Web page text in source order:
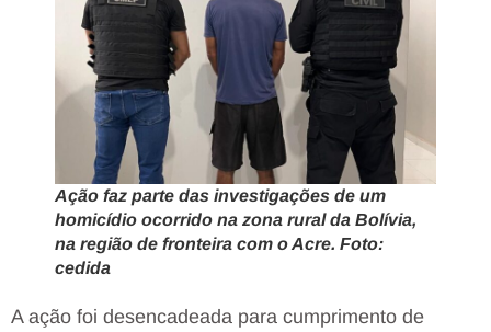
Ação faz parte das investigações de um
homicídio ocorrido na zona rural da Bolívia,
na região de fronteira com o Acre. Foto:
cedida
A ação foi desencadeada para cumprimento de